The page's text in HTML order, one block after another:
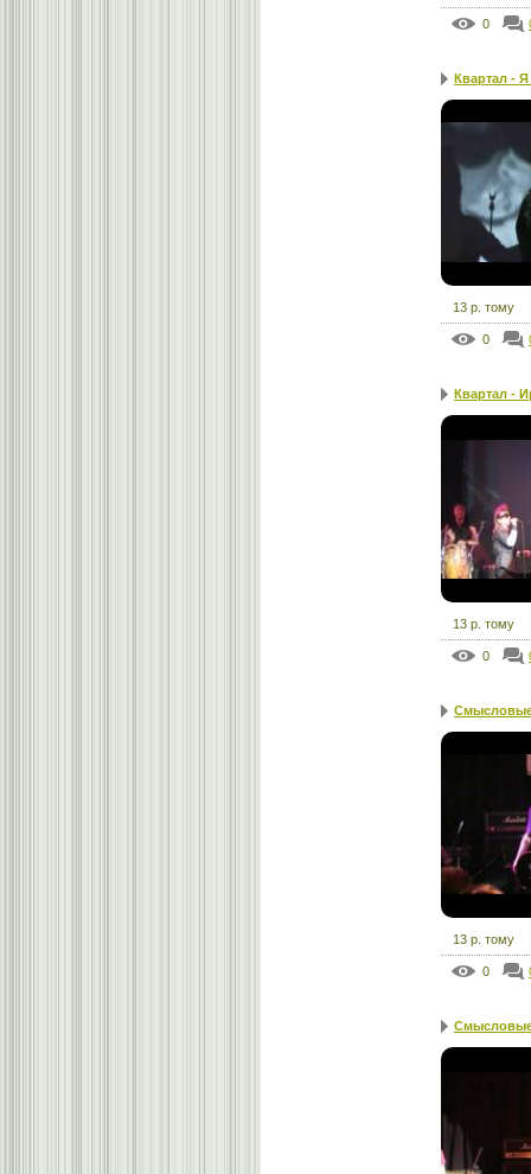
0
Квартал - Я
13 р. тому
0
Квартал -
13 р. тому
0
13 р. тому
0